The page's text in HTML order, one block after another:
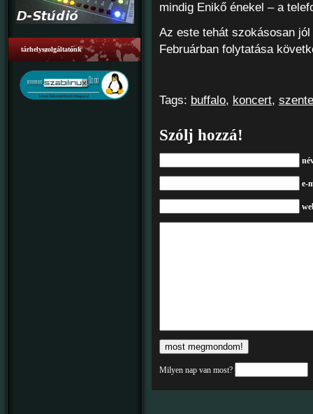
tárhelyszolgáltatónk
mindig Enikő énekel – a
Az este tehát szokásosan
Februárban folytatása
Tags: buffalo, koncert,
Szólj hozzá!
e-
Milyen nap van most?